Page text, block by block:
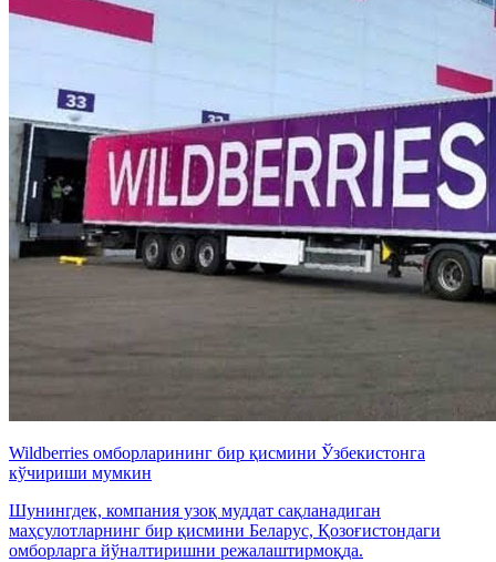
Wildberries омборларининг бир қисмини Ўзбекистонга
кўчириши мумкин
Шунингдек, компания узоқ муддат сақланадиган
маҳсулотларнинг бир қисмини Беларус, Қозоғистондаги
омборларга йўналтиришни режалаштирмоқда.